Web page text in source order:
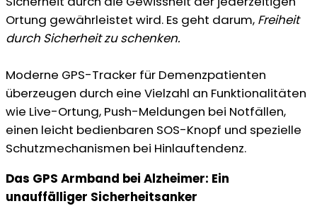
Ortung gewährleistet wird. Es geht darum, Freiheit
durch Sicherheit zu schenken.
Moderne GPS-Tracker für Demenzpatienten
überzeugen durch eine Vielzahl an Funktionalitäten
wie Live-Ortung, Push-Meldungen bei Notfällen,
einen leicht bedienbaren SOS-Knopf und spezielle
Schutzmechanismen bei Hinlauftendenz.
Das GPS Armband bei Alzheimer: Ein
unauffälliger Sicherheitsanker